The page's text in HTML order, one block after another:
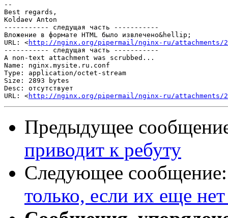
--
Best regards,
Koldaev Anton
----------- следущая часть -----------
Вложение в формате HTML было извлечено&hellip;
URL: <http://nginx.org/pipermail/nginx-ru/attachments/
----------- следущая часть -----------
A non-text attachment was scrubbed...
Name: nginx.mysite.ru.conf
Type: application/octet-stream
Size: 2893 bytes
Desc: отсутствует
URL: <http://nginx.org/pipermail/nginx-ru/attachments/
Предыдущее
приводит к ребуту
Следующее
только, если их еще